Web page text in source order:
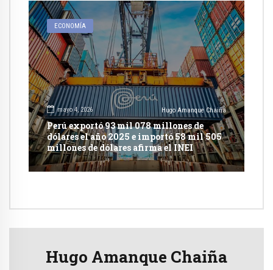
ECONOMÍA
mayo 4, 2026 Hugo Amanque Chaiña
Perú exportó 93 mil 078 millones de
dólares el año 2025 e importó 58 mil 505
millones de dólares afirma el INEI
Hugo Amanque Chaiña